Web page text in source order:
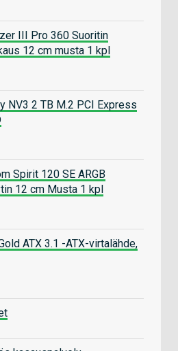
III Pro 360 Suoritin
12 cm musta 1 kpl
NV3 2 TB M.2 PCI Express
Spirit 120 SE ARGB
12 cm Musta 1 kpl
ATX 3.1 -ATX-virtalähde,